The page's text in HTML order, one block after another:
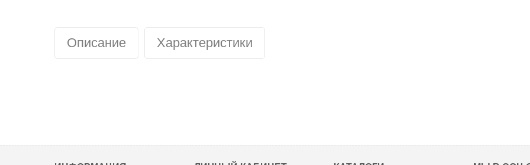
Описание Характеристики